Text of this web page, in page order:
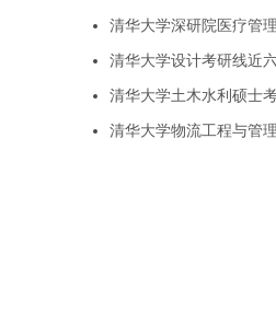
清华大学深研院医疗管
清华大学设计考研线近
清华大学土木水利硕士
清华大学物流工程与管